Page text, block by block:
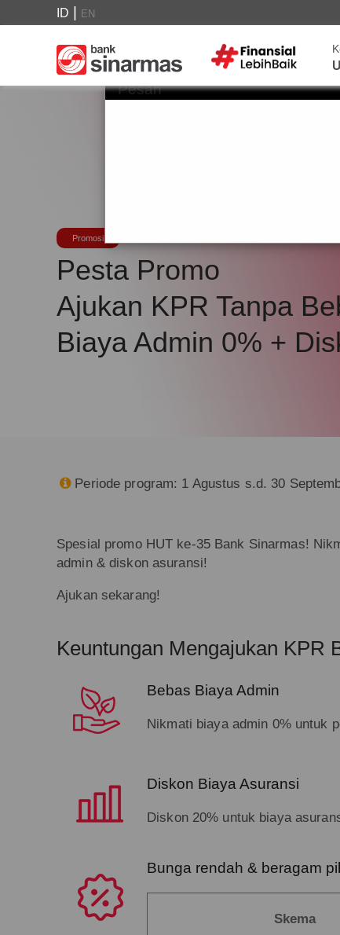
ID EN
Promosi
Pesta Promo
Ajukan KPR Tanpa
Biaya Admin 0% +
 Periode program: 1 Agustus s.d. 30
Spesial promo HUT ke-35 Bank Sinarmas!
admin & diskon asuransi!
Ajukan sekarang!
Keuntungan Mengajukan KPR
Bebas Biaya Admin
Nikmati biaya admin 0% untuk
Diskon Biaya Asuransi
Diskon 20% untuk biaya
Bunga rendah & beragam
Skema
Pesan